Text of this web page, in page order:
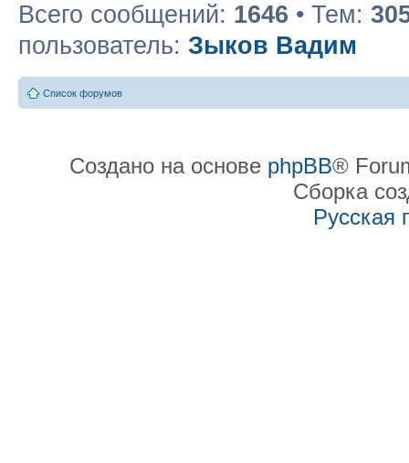
Всего сообщений: 1646 • Тем:
пользователь: Зыков Вадим
Список форумов
Создано на основе phpBB®
Сборка
Русская